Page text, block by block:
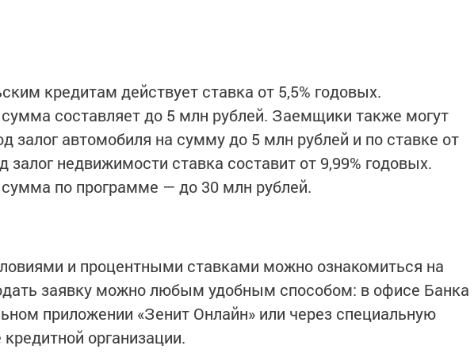
кредитам действует ставка от 5,5% годовых.
составляет до 5 млн рублей. Заемщики также могут
залог автомобиля на сумму до 5 млн рублей и по ставке от
залог недвижимости ставка составит от 9,99% годовых.
по программе — до 30 млн рублей.
и процентными ставками можно ознакомиться на
заявку можно любым удобным способом: в офисе Банка
приложении «Зенит Онлайн» или через специальную
организации.